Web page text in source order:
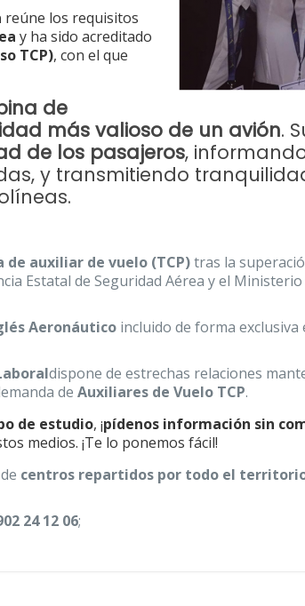
reúne los requisitos
y ha sido acreditado
TCP), con el que
de
más valioso de un avión.
de los pasajeros,
y transmitiendo
auxiliar de vuelo (TCP)tras la
Estatal de Seguridad Aérea y el
Aeronáutico incluido de forma exclusiva
dispone de estrechas relaciones
deAuxiliares de Vuelo TCP.
de estudio, ¡pídenos información sin
medios. ¡Te lo ponemos fácil!
centros repartidos por todo el
24 12 06;